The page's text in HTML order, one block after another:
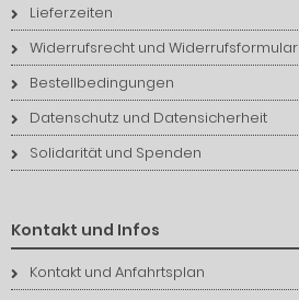
Lieferzeiten
Widerrufsrecht und Widerrufsformular
Bestellbedingungen
Datenschutz und Datensicherheit
Solidarität und Spenden
Kontakt und Infos
Kontakt und Anfahrtsplan